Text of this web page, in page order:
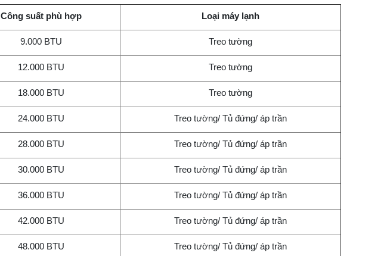
Công suất phù hợp Loại máy lạnh
9.000 BTU Treo tường
12.000 BTU Treo tường
18.000 BTU Treo tường
24.000 BTU Treo tường/ Tủ đứng/ áp trần
28.000 BTU Treo tường/ Tủ đứng/ áp trần
30.000 BTU Treo tường/ Tủ đứng/ áp trần
36.000 BTU Treo tường/ Tủ đứng/ áp trần
42.000 BTU Treo tường/ Tủ đứng/ áp trần
48.000 BTU Treo tường/ Tủ đứng/ áp trần